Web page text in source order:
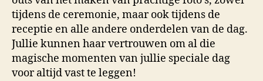
tijdens de ceremonie, maar ook tijdens de
receptie en alle andere onderdelen van de dag.
Jullie kunnen haar vertrouwen om al die
magische momenten van jullie speciale dag
voor altijd vast te leggen!